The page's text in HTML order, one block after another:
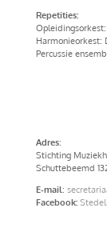
Repetities:
Opleidingsorkest:
Harmonieorkest:
Percussie
Adres:
Stichting
Schuttebeemd
E-mail:
Facebook: